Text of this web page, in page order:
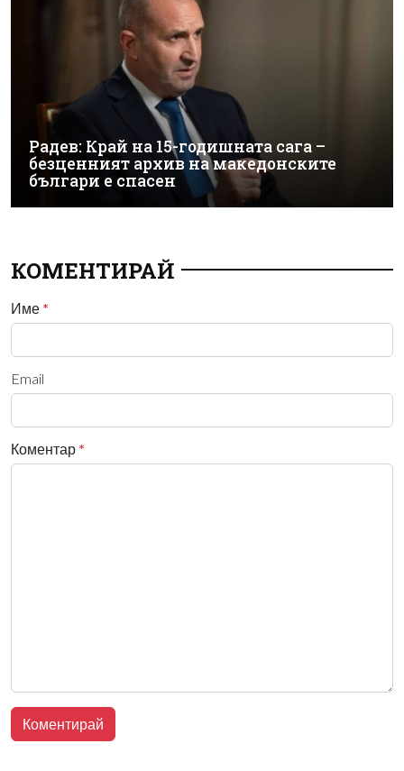
Радев: Край на 15-годишната сага –
безценният архив на македонските
българи е спасен
КОМЕНТИРАЙ
Име *
Email
Коментар *